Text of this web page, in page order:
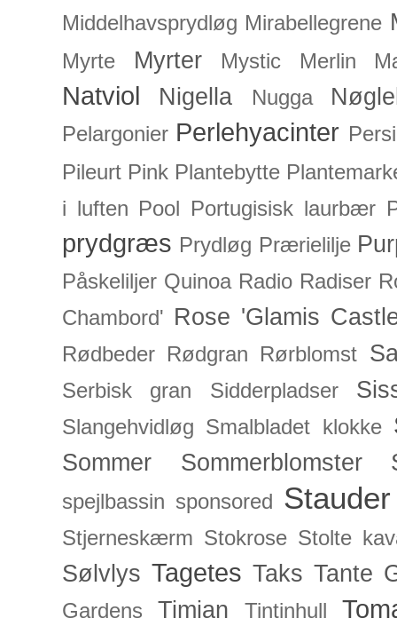
Middelhavsprydløg Mirabellegrene
Myrte Myrter Mystic Merlin
Natviol Nigella Nugga
Pelargonier Perlehyacinter
Pileurt Pink Plantebytte
i luften
Pool Portugisisk laurbær
prydgræs Prydløg Prærielilje
Påskeliljer Quinoa Radio Radiser
Chambord' Rose 'Glamis
Rødbeder Rødgran Rørblomst
Serbisk gran Sidderpladser
Slangehvidløg Smalbladet klokke
Sommer Sommerblomster
spejlbassin sponsored Stauder
Stjerneskærm Stokrose Stolte
Sølvlys Tagetes Taks Tante
Gardens Timian Tintinhull